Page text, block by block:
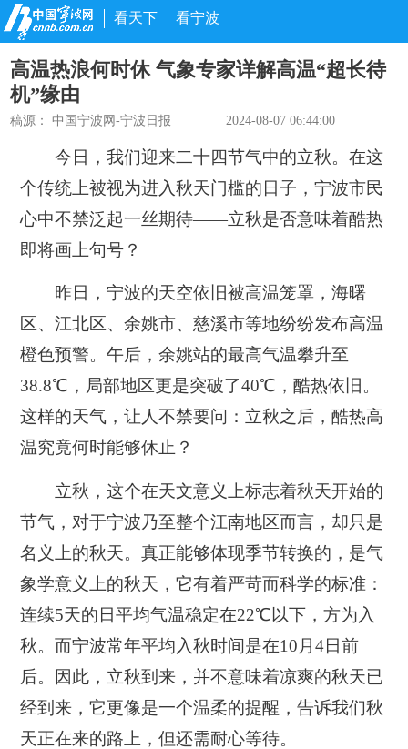
看天下 看宁波
高温热浪何时休 气象专家详解高温“超长待
机”缘由
稿源：中国宁波网-宁波日报 2024-08-07 06:44:00
今日，我们迎来二十四节气中的立秋。在这
个传统上被视为进入秋天门槛的日子，宁波市民
心中不禁泛起一丝期待——立秋是否意味着酷热
即将画上句号？
昨日，宁波的天空依旧被高温笼罩，海曙
区、江北区、余姚市、慈溪市等地纷纷发布高温
橙色预警。午后，余姚站的最高气温攀升至
38.8℃，局部地区更是突破了40℃，酷热依旧。
这样的天气，让人不禁要问：立秋之后，酷热高
温究竟何时能够休止？
立秋，这个在天文意义上标志着秋天开始的
节气，对于宁波乃至整个江南地区而言，却只是
名义上的秋天。真正能够体现季节转换的，是气
象学意义上的秋天，它有着严苛而科学的标准：
连续5天的日平均气温稳定在22℃以下，方为入
秋。而宁波常年平均入秋时间是在10月4日前
后。因此，立秋到来，并不意味着凉爽的秋天已
经到来，它更像是一个温柔的提醒，告诉我们秋
天正在来的路上，但还需耐心等待。